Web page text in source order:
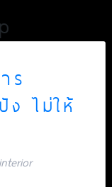
ร
ไม่ให้